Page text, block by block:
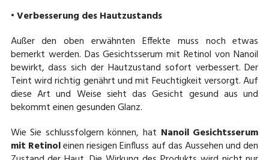
• Verbesserung des Hautzustands
Außer den oben erwähnten Effekte muss noch etwas
bemerkt werden. Das Gesichtsserum mit Retinol von Nanoil
bewirkt, dass sich der Hautzustand sofort verbessert. Der
Teint wird richtig genährt und mit Feuchtigkeit versorgt. Auf
diese Art und Weise sieht das Gesicht gesund aus und
bekommt einen gesunden Glanz.
Wie Sie schlussfolgern können, hat Nanoil Gesichtsserum
mit Retinoleinen riesigen Einfluss auf das Aussehen und den